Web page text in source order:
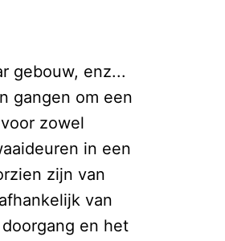
gebouw, enz...
gangen om een
zowel
in een
zijn van
van
en het